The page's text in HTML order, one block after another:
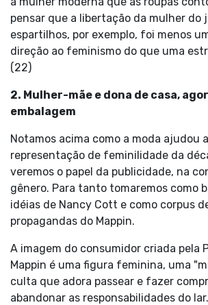
pensar que a libertação da mulher do
espartilhos, por exemplo, foi menos
direção ao feminismo do que uma
(22)
2. Mulher-mãe e dona de casa,
embalagem
Notamos acima como a moda ajudou
representação de feminilidade da
veremos o papel da publicidade, na
gênero. Para tanto tomaremos como
idéias de Nancy Cott e como corpus
propagandas do Mappin.
A imagem do consumidor criada pela
Mappin é uma figura feminina, uma
culta que adora passear e fazer
abandonar as responsabilidades do